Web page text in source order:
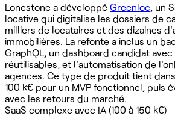
Lonestone a développé Greenloc, un
locative qui digitalise les dossiers de
milliers de locataires et des dizaines
immobilières. La refonte a inclus un
GraphQL, un dashboard candidat avec
réutilisables, et l'automatisation de
agences. Ce type de produit tient
100 k€ pour un MVP fonctionnel, puis
avec les retours du marché.
SaaS complexe avec IA (100 à 150 k€)